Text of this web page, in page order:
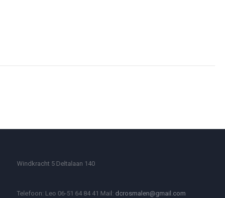
Windkracht 5 Deltalaan 140
Telefoon: Leo 06-51 64 84 41 Mail: dcrosmalen@gmail.com